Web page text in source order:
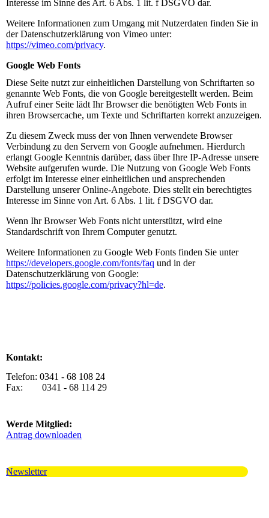
Interesse im Sinne des Art. 6 Abs. 1 lit. f DSGVO dar.
Weitere Informationen zum Umgang mit Nutzerdaten finden Sie in
der Datenschutzerklärung von Vimeo unter:
https://vimeo.com/privacy.
Google Web Fonts
Diese Seite nutzt zur einheitlichen Darstellung von Schriftarten so
genannte Web Fonts, die von Google bereitgestellt werden. Beim
Aufruf einer Seite lädt Ihr Browser die benötigten Web Fonts in
ihren Browsercache, um Texte und Schriftarten korrekt anzuzeigen.
Zu diesem Zweck muss der von Ihnen verwendete Browser
Verbindung zu den Servern von Google aufnehmen. Hierdurch
erlangt Google Kenntnis darüber, dass über Ihre IP-Adresse unsere
Website aufgerufen wurde. Die Nutzung von Google Web Fonts
erfolgt im Interesse einer einheitlichen und ansprechenden
Darstellung unserer Online-Angebote. Dies stellt ein berechtigtes
Interesse im Sinne von Art. 6 Abs. 1 lit. f DSGVO dar.
Wenn Ihr Browser Web Fonts nicht unterstützt, wird eine
Standardschrift von Ihrem Computer genutzt.
Weitere Informationen zu Google Web Fonts finden Sie unter
https://developers.google.com/fonts/faq und in der
Datenschutzerklärung von Google:
https://policies.google.com/privacy?hl=de.
Kontakt:
Telefon: 0341 - 68 108 24
Fax: 0341 - 68 114 29
Werde Mitglied:
Antrag downloaden
Newsletter